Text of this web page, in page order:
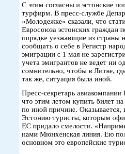
С этим согласны и эстонские
турфирм. В пресс-службе
«Молодежке» сказали, что
Евросоюза эстонских граждан
порядке уезжающие из страны
сообщать о себе в Регистр
эмиграции с 1 мая не
учета эмигрантов не ведет ни
сомнительно, чтобы в Литве,
так же, ситуация была иной.
Пресс-секретарь
что этим летом купить билет
по иной причине.
Эстонию туристы, которым
ЕС придало смелости.
нами Мюнхенская линия. Ею
основном это европейские